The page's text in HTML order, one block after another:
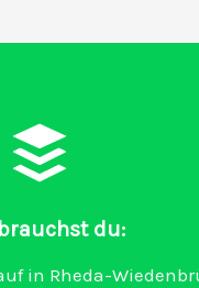
du:
in Rheda-